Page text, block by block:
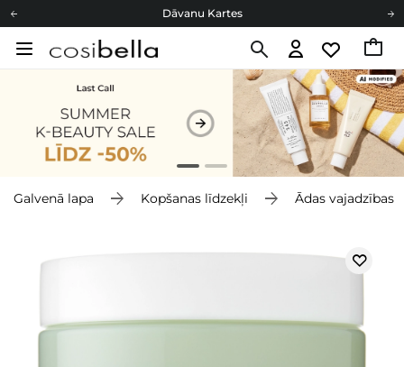
Dāvanu Kartes
Cosibella lojalitātes programma
Galvenā lapa Kopšanas līdzekļi Ādas vajadzības